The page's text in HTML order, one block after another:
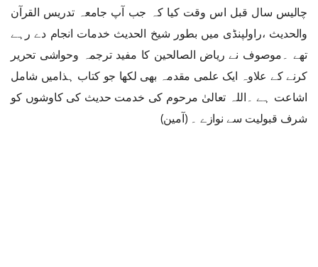
چالیس سال قبل اس وقت کیا کہ جب آپ جامعہ تدریس القرآن
والحدیث ،راولپنڈی میں بطور شیخ الحدیث خدمات انجام دے رہے
تھے ۔موصوف نے ریاض الصالحین کا مفید ترجمہ وحواشی تحریر
کرنے کے علاوہ ایک علمی مقدمہ بھی لکھا جو کتاب ہذامیں شامل
اشاعت ہے ۔اللہ تعالیٰ مرحوم کی خدمت حدیث کی کاوشوں کو
شرف قبولیت سے نوازے ۔ (آمین)